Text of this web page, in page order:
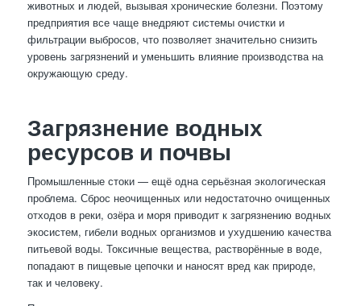
животных и людей, вызывая хронические болезни. Поэтому
предприятия все чаще внедряют системы очистки и
фильтрации выбросов, что позволяет значительно снизить
уровень загрязнений и уменьшить влияние производства на
окружающую среду.
Загрязнение водных
ресурсов и почвы
Промышленные стоки — ещё одна серьёзная экологическая
проблема. Сброс неочищенных или недостаточно очищенных
отходов в реки, озёра и моря приводит к загрязнению водных
экосистем, гибели водных организмов и ухудшению качества
питьевой воды. Токсичные вещества, растворённые в воде,
попадают в пищевые цепочки и наносят вред как природе,
так и человеку.